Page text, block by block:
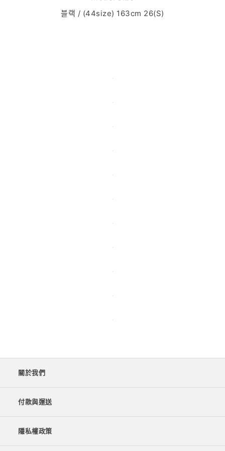
블랙 / (44size) 163cm 26(S)
關於我們
付款與運送
隱私權政策